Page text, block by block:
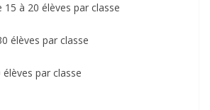
15 à 20 élèves par classe
élèves par classe
par classe